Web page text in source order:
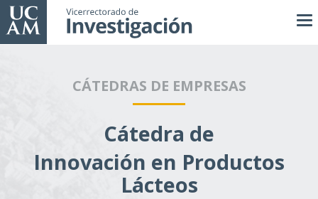
Pasar
al
CÁTEDRAS DE EMPRESAS
Cátedra de
Innovación en Productos
Lácteos